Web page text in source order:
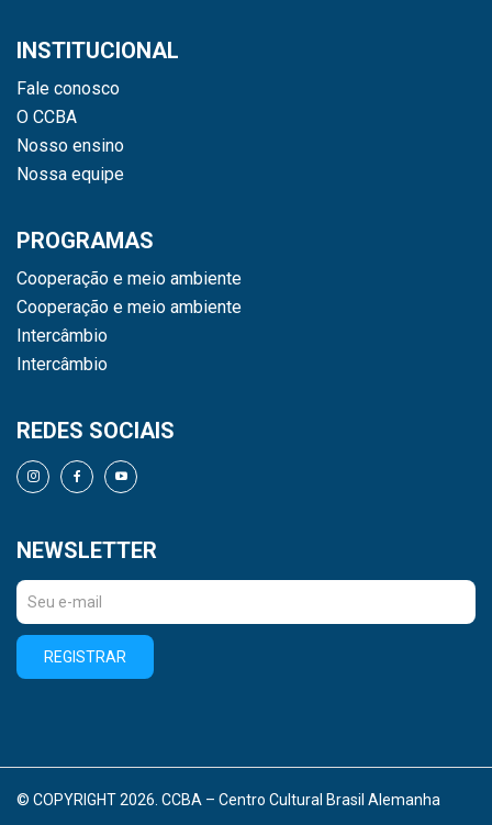
INSTITUCIONAL
Fale conosco
O CCBA
Nosso ensino
Nossa equipe
PROGRAMAS
Cooperação e meio ambiente
Cooperação e meio ambiente
Intercâmbio
Intercâmbio
REDES SOCIAIS
NEWSLETTER
REGISTRAR
© COPYRIGHT 2026. CCBA – Centro Cultural Brasil Alemanha